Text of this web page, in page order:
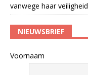
vanwege haar veiligheid
NIEUWSBRIEF
Voornaam